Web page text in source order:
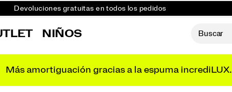
Devoluciones gratuitas en todos los pedidos
Consigue un 10 % de descuento en tu primer pedido
NIÑOS
Más amortiguación gracias a la espuma incrediLUX.